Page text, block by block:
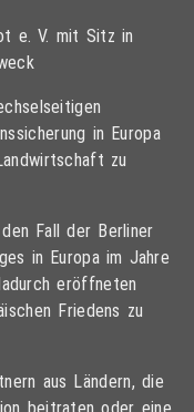
e. V. mit Sitz in
in Europa
zu
Fall der Berliner
in Europa im Jahre
eröffneten
Friedens zu
aus Ländern, die